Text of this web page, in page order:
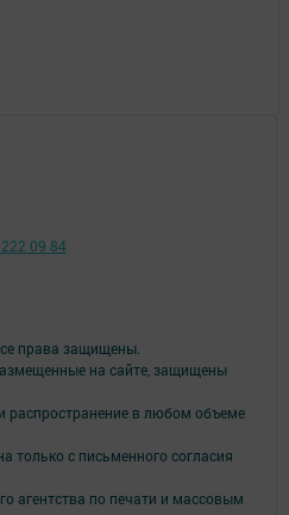
права защищены.
на сайте, защищены
распространение в любом объеме
только с письменного согласия
агентства по печати и массовым
09 84